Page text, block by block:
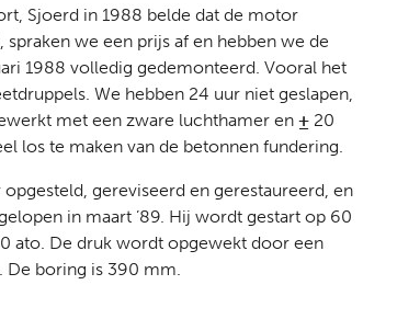
Sjoerd in 1988 belde dat de motor
we een prijs af en hebben we de
1988 volledig gedemonteerd. Vooral het
We hebben 24 uur niet geslapen,
met een zware luchthamer en ± 20
los te maken van de betonnen fundering.
gereviseerd en gerestaureerd, en
in maart ’89. Hij wordt gestart op 60
ato. De druk wordt opgewekt door een
De boring is 390 mm.